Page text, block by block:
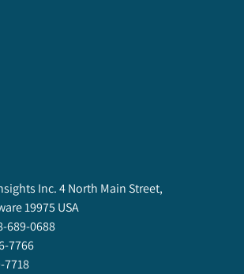
Inc. 4 North Main Street,
19975 USA
689-0688
7766
7718